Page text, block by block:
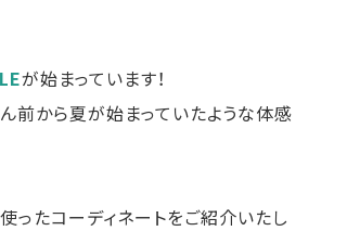
が始まっています！
前から夏が始まっていたような体感
ったコーディネートをご紹介いたし